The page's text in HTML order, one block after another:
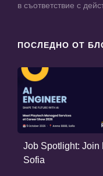
в съответствие с
ПОСЛЕДНО ОТ
Job Spotlight: Join
Sofia